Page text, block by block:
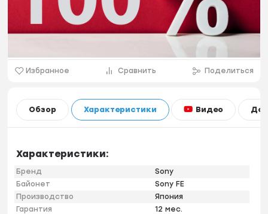
Избранное Сравнить Поделиться
Обзор Характеристики Видео
Характеристики:
Бренд
Sony
Байонет
Sony FE
Производство
Япония
Гарантия
12 мес.